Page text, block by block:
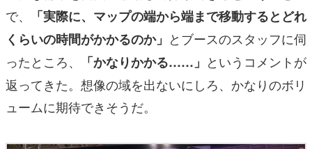
で、
「実際に、マップの端から端まで移動するとどれ
くらいの時間がかかるのか」 とブースのスタッフに伺
ったところ、
「かなりかかる……」 というコメントが
返ってきた。想像の域を出ないにしろ、かなりのボリ
ュームに期待できそうだ。